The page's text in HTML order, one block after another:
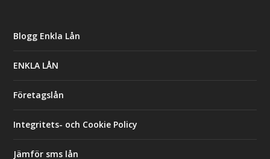
Blogg Enkla Lån
ENKLA LÅN
Företagslån
Integritets- och Cookie Policy
Jämför sms lån